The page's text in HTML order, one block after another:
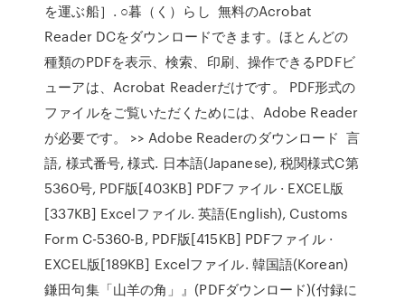
を運ぶ船］. ○暮（く）らし 無料のAcrobat
Reader DCをダウンロードできます。ほとんどの
種類のPDFを表示、検索、印刷、操作できるPDFビ
ューアは、Acrobat Readerだけです。 PDF形式の
ファイルをご覧いただくためには、Adobe Reader
が必要です。 >> Adobe Readerのダウンロード 言
語, 様式番号, 様式. 日本語(Japanese), 税関様式C第
5360号, PDF版[403KB] PDFファイル · EXCEL版
[337KB] Excelファイル. 英語(English), Customs
Form C-5360-B, PDF版[415KB] PDFファイル ·
EXCEL版[189KB] Excelファイル. 韓国語(Korean)
鎌田句集「山羊の角」』(PDFダウンロード)(付録に